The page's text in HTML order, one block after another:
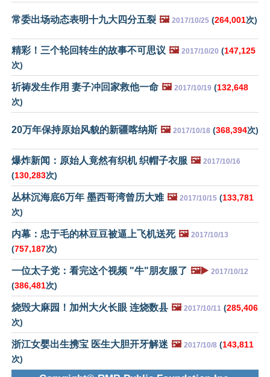
常委出场动态表明十九大四分五裂 🖼️ 2017/10/25 (264,001次)
精彩！三个轮回转生的故事不可思议 🖼️ 2017/10/20 (147,125
次)
祈祷发生作用 妻子冲回家救他一命 🖼️ 2017/10/19 (132,648
次)
20万年保持原始风貌的新疆喀纳斯 🖼️ 2017/10/18 (368,394次)
爆炸新闻：原始人竟然有织机 织帽子衣服 🖼️ 2017/10/16
(130,283次)
丛林沉海底6万年 墨西哥湾曾历大难 🖼️ 2017/10/15 (133,781
次)
内幕：忠于毛的林豆豆被逼上飞机送死 🖼️ 2017/10/13
(757,187次)
一位太子党：看完这个视频 "牛"朋友服了 🖼️▶️ 2017/10/12
(386,481次)
烧毁大麻园！加州大火长眼 连烧数县 🖼️ 2017/10/11 (285,406
次)
浙江女婴出生携宝 医生大胆开牙解迷 🖼️ 2017/10/8 (143,811
次)